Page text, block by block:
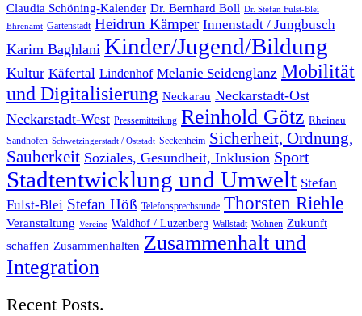
Claudia Schöning-Kalender Dr. Bernhard Boll Dr. Stefan Fulst-Blei
Ehrenamt Gartenstadt Heidrun Kämper Innenstadt / Jungbusch
Karim Baghlani Kinder/Jugend/Bildung
Kultur Käfertal Lindenhof Melanie Seidenglanz Mobilität
und Digitalisierung Neckarau Neckarstadt-Ost
Neckarstadt-West Pressemitteilung Reinhold Götz Rheinau
Sandhofen Schwetzingerstadt / Oststadt Seckenheim Sicherheit, Ordnung,
Sauberkeit Soziales, Gesundheit, Inklusion Sport
Stadtentwicklung und Umwelt Stefan
Fulst-Blei Stefan Höß Telefonsprechstunde Thorsten Riehle
Veranstaltung Vereine Waldhof / Luzenberg Wallstadt Wohnen Zukunft
schaffen Zusammenhalten Zusammenhalt und
Integration
Recent Posts.